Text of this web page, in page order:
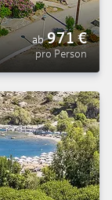
ab 971€
pro Person